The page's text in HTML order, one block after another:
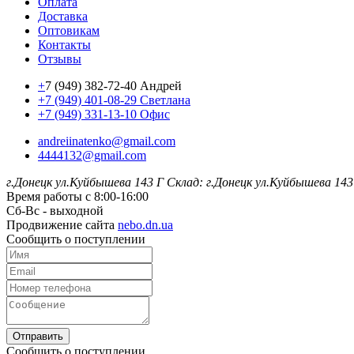
Доставка
Оптовикам
Контакты
Отзывы
+7 (949) 382-72-40 Андрей
+7 (949) 401-08-29 Светлана
+7 (949) 331-13-10 Офис
andreiinatenko@gmail.com
4444132@gmail.com
г.Донецк ул.Куйбышева 143 Г Склад: г.Донецк ул.Куйбышева
Время работы с 8:00-16:00
Сб-Вс - выходной
Продвижение сайта nebo.dn.ua
Сообщить о поступлении
Отправить
Сообщить о поступлении